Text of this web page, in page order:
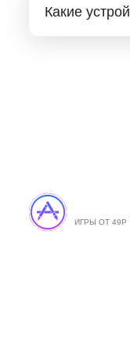
Какие
ИГРЫ ОТ 49Р